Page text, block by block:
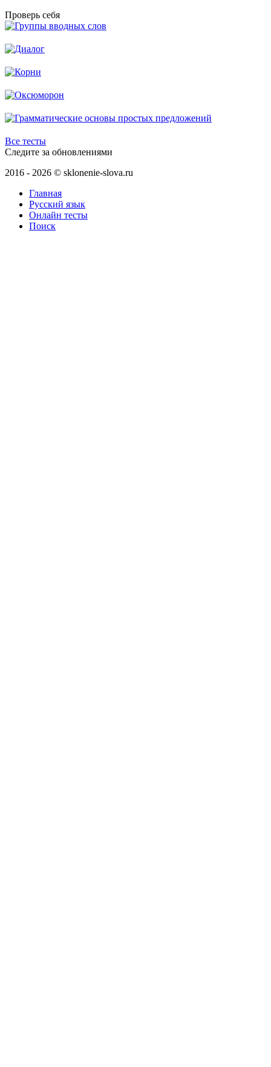
Проверь себя
Все тесты
Следите за обновлениями
2016 - 2026 © sklonenie-slova.ru
Главная
Русский язык
Онлайн тесты
Поиск